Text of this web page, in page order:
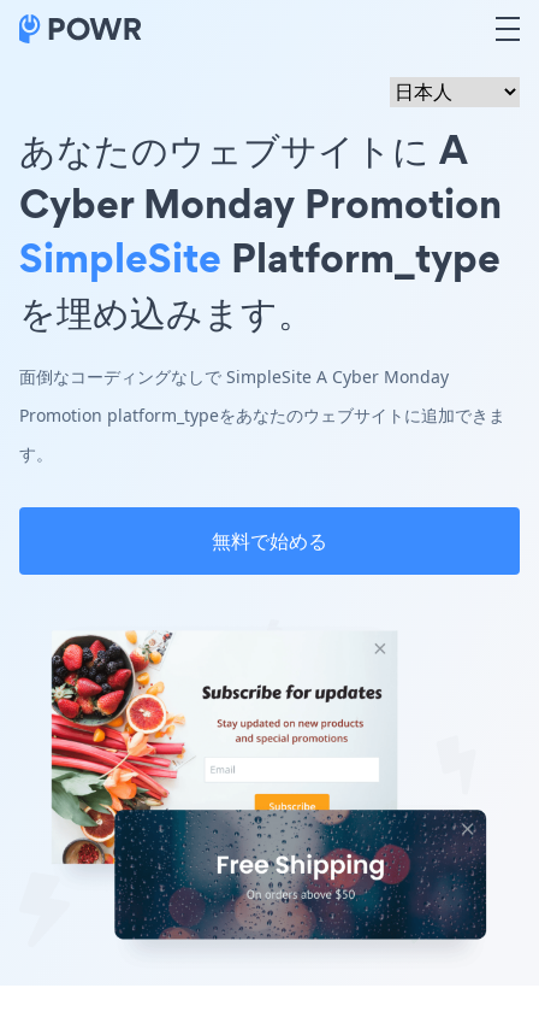
あなたのウェブサイトに A
Cyber Monday Promotion
SimpleSite Platform_type
を埋め込みます。
面倒なコーディングなしで SimpleSite A Cyber Monday
Promotion platform_typeをあなたのウェブサイトに追加できま
す。
無料で始める